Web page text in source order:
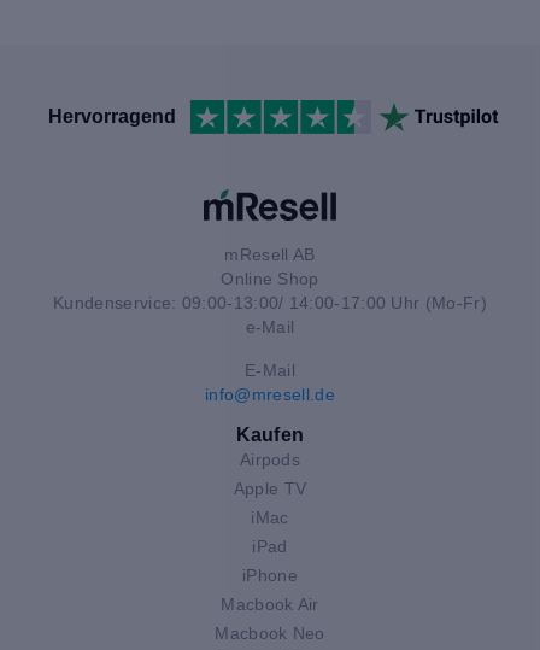
Hervorragend
mResell AB
Online Shop
Kundenservice: 09:00-13:00/ 14:00-17:00 Uhr (Mo-Fr)
e-Mail
E-Mail
info@mresell.de
Kaufen
Airpods
Apple TV
iMac
iPad
iPhone
Macbook Air
Macbook Neo